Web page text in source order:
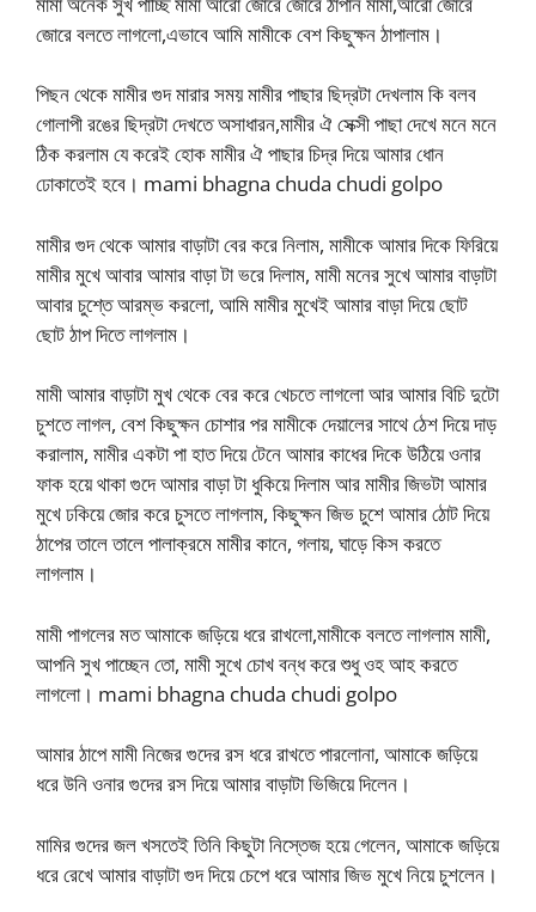
জোরে বলতে লাগলো,এভাবে আমি মামীকে বেশ কিছুক্ষন ঠাপালাম।
পিছন থেকে মামীর গুদ মারার সময় মামীর পাছার ছিদ্রটা দেখলাম কি বলব
গোলাপী রঙের ছিদ্রটা দেখতে অসাধারন,মামীর ঐ সেক্সী পাছা দেখে মনে মনে
ঠিক করলাম যে করেই হোক মামীর ঐ পাছার চিদ্র দিয়ে আমার ধোন
ঢোকাতেই হবে। mami bhagna chuda chudi golpo
মামীর গুদ থেকে আমার বাড়াটা বের করে নিলাম, মামীকে আমার দিকে ফিরিয়ে
মামীর মুখে আবার আমার বাড়া টা ভরে দিলাম, মামী মনের সুখে আমার বাড়াটা
আবার চুশ্তে আরম্ভ করলো, আমি মামীর মুখেই আমার বাড়া দিয়ে ছোট
ছোট ঠাপ দিতে লাগলাম।
মামী আমার বাড়াটা মুখ থেকে বের করে খেচতে লাগলো আর আমার বিচি দুটো
চুশতে লাগল, বেশ কিছুক্ষন চোশার পর মামীকে দেয়ালের সাথে ঠেশ দিয়ে দাড়
করালাম, মামীর একটা পা হাত দিয়ে টেনে আমার কাধের দিকে উঠিয়ে ওনার
ফাক হয়ে থাকা গুদে আমার বাড়া টা ধুকিয়ে দিলাম আর মামীর জিভটা আমার
মুখে ঢকিয়ে জোর করে চুসতে লাগলাম, কিছুক্ষন জিভ চুশে আমার ঠোট দিয়ে
ঠাপের তালে তালে পালাক্রমে মামীর কানে, গলায়, ঘাড়ে কিস করতে
লাগলাম।
মামী পাগলের মত আমাকে জড়িয়ে ধরে রাখলো,মামীকে বলতে লাগলাম মামী,
আপনি সুখ পাচ্ছেন তো, মামী সুখে চোখ বন্ধ করে শুধু ওহ আহ করতে
লাগলো। mami bhagna chuda chudi golpo
আমার ঠাপে মামী নিজের গুদের রস ধরে রাখতে পারলোনা, আমাকে জড়িয়ে
ধরে উনি ওনার গুদের রস দিয়ে আমার বাড়াটা ভিজিয়ে দিলেন।
মামির গুদের জল খসতেই তিনি কিছুটা নিস্তেজ হয়ে গেলেন, আমাকে জড়িয়ে
ধরে রেখে আমার বাড়াটা গুদ দিয়ে চেপে ধরে আমার জিভ মুখে নিয়ে চুশলেন।